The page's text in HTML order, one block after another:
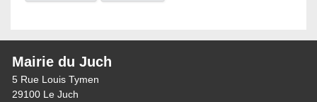
Mairie du Juch
5 Rue Louis Tymen
29100 Le Juch